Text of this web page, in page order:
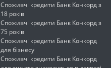
Споживчі кредити Банк Конкорд з
18 років
Споживчі кредити Банк Конкорд з
75 років
Споживчі кредити Банк Конкорд
для бізнесу
Споживчі кредити Банк Конкорд